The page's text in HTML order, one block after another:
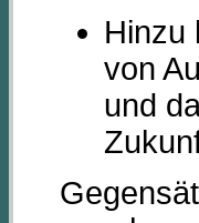
Hinzu
von
und